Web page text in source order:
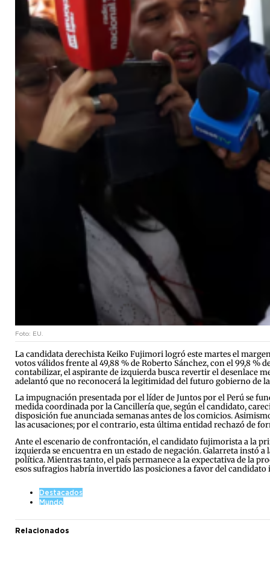
Foto: EU.
La candidata derechista Keiko Fujimori logró este martes el
votos válidos frente al 49,88 % de Roberto Sánchez, con el 99,8 %
contabilizar, el aspirante de izquierda busca revertir el desenlace
adelantó que no reconocerá la legitimidad del futuro gobierno de
La impugnación presentada por el líder de Juntos por el Perú se
medida coordinada por la Cancillería que, según el candidato,
disposición fue anunciada semanas antes de los comicios.
las acusaciones; por el contrario, esta última entidad rechazó de
Ante el escenario de confrontación, el candidato fujimorista a la
izquierda se encuentra en un estado de negación. Galarreta instó
política. Mientras tanto, el país permanece a la expectativa de la
esos sufragios habría invertido las posiciones a favor del candidato
Destacados
Mundo
Relacionados